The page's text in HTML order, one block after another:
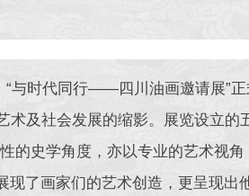
与时代同行——四川油画邀请展”正
术及社会发展的缩影。展览设立
的史学角度，亦以专业的艺术视
现了画家们的艺术创造，更呈现出